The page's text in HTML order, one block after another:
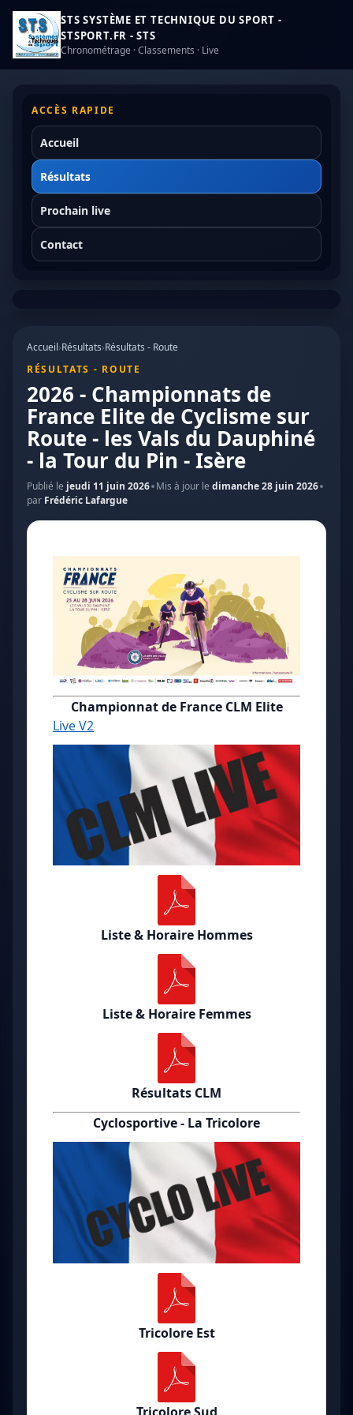
STS SYSTÈME ET TECHNIQUE DU SPORT -
STSPORT.FR - STS
Chronométrage · Classements · Live
ACCÈS RAPIDE
Accueil
Résultats
Prochain live
Contact
Accueil›Résultats›Résultats - Route
RÉSULTATS - ROUTE
2026 - Championnats de
France Elite de Cyclisme sur
Route - les Vals du Dauphiné
- la Tour du Pin - Isère
Publié le jeudi 11 juin 2026 Mis à jour le dimanche 28 juin 2026
par Frédéric Lafargue
Championnat de France CLM Elite
Live V2
Liste & Horaire Hommes
Liste & Horaire Femmes
Résultats CLM
Cyclosportive - La Tricolore
Tricolore Est
Tricolore Sud